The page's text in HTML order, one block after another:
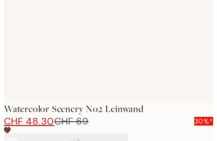
Watercolor Scenery No2 Leinwand
CHF 48.30CHF 69 30%*